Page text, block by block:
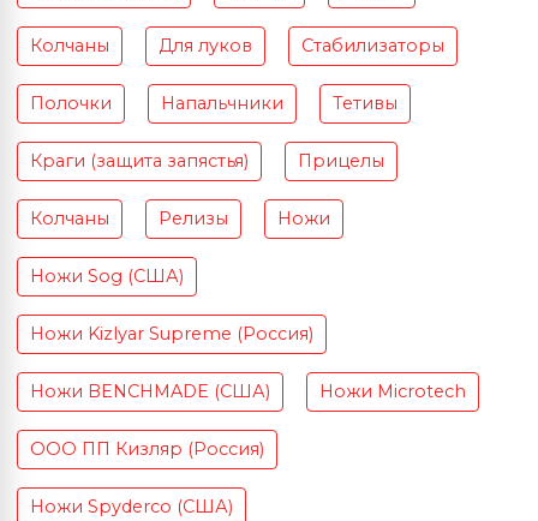
Колчаны Для луков Стабилизаторы
Полочки Напальчники Тетивы
Краги (защита запястья) Прицелы
Колчаны Релизы Ножи
Ножи Sog (США)
Ножи Kizlyar Supreme (Россия)
Ножи BENCHMADE (США) Ножи Microtech
ООО ПП Кизляр (Россия)
Ножи Spyderco (США)